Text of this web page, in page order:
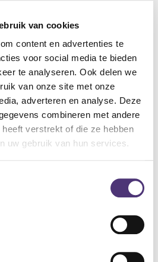
van cookies
content en advertenties te
voor social media te bieden
te analyseren. Ook delen we
van onze site met onze
adverteren en analyse. Deze
combineren met andere
verstrekt of die ze hebben
uw gebruik van hun services.
van het bekken
van een bolle rug
rug en bekken
de stoel.
Aan winkelmandje toevoegen